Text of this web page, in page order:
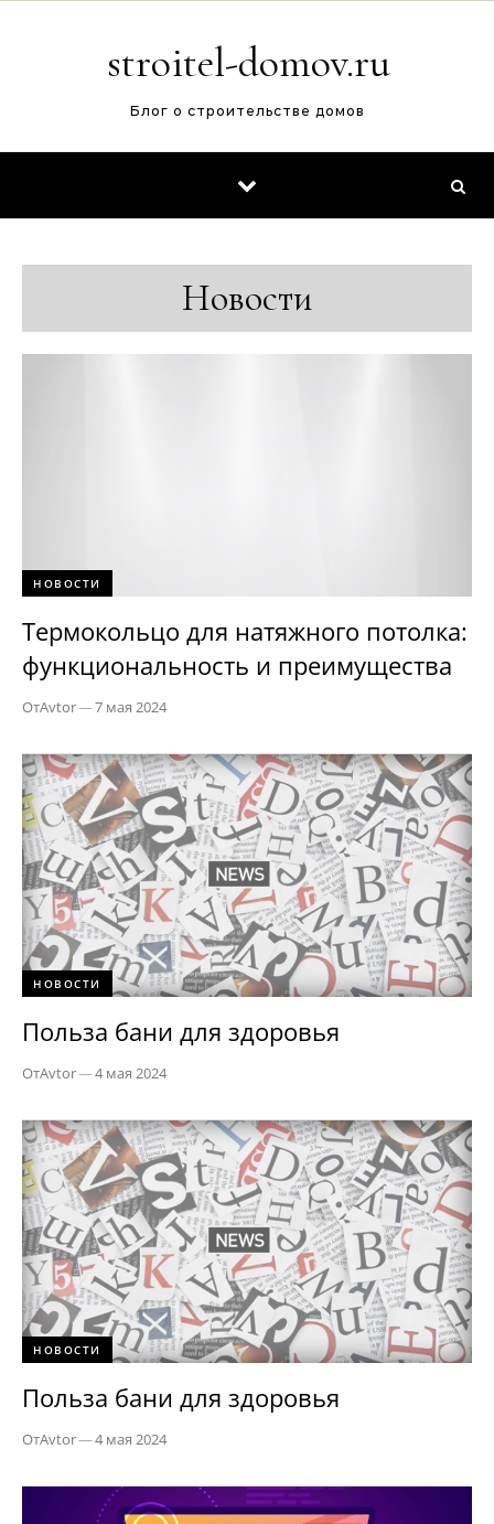
stroitel-domov.ru
Блог о строительстве домов
Новости
НОВОСТИ
Термокольцо для натяжного потолка:
функциональность и преимущества
ОтAvtor—7 мая 2024
НОВОСТИ
Польза бани для здоровья
ОтAvtor—4 мая 2024
НОВОСТИ
Польза бани для здоровья
ОтAvtor—4 мая 2024